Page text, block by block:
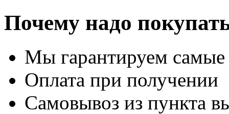
Почему надо
Мы гарантируем
Оплата при получении
Самовывоз из пункта